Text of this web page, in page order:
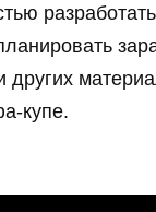
других
купе.